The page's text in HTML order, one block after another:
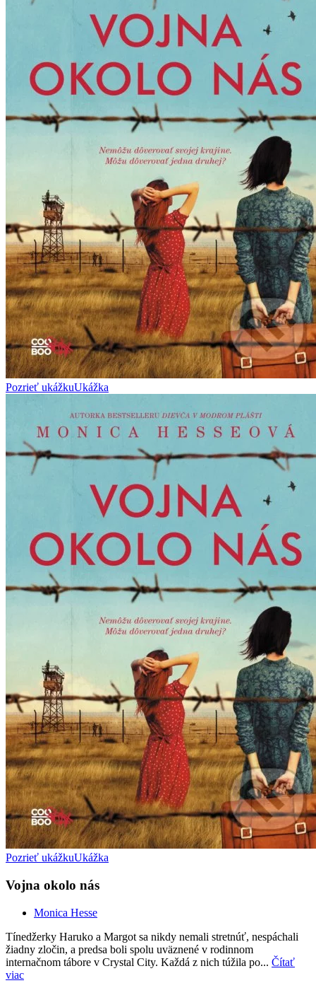
Pozrieť ukážkuUkážka
Pozrieť ukážkuUkážka
Vojna okolo nás
Monica Hesse
Tínedžerky Haruko a Margot sa nikdy nemali stretnúť, nespáchali
žiadny zločin, a predsa boli spolu uväznené v rodinnom
internačnom tábore v Crystal City. Každá z nich túžila po... Čítať
viac